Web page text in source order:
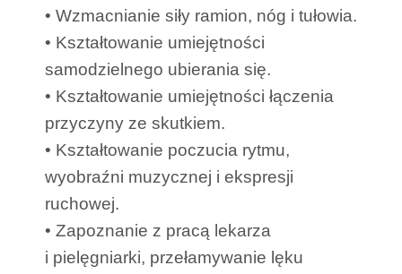
• Wzmacnianie siły ramion, nóg i tułowia.
• Kształtowanie umiejętności
samodzielnego ubierania się.
• Kształtowanie umiejętności łączenia
przyczyny ze skutkiem.
• Kształtowanie poczucia rytmu,
wyobraźni muzycznej i ekspresji
ruchowej.
• Zapoznanie z pracą lekarza
i pielęgniarki, przełamywanie lęku